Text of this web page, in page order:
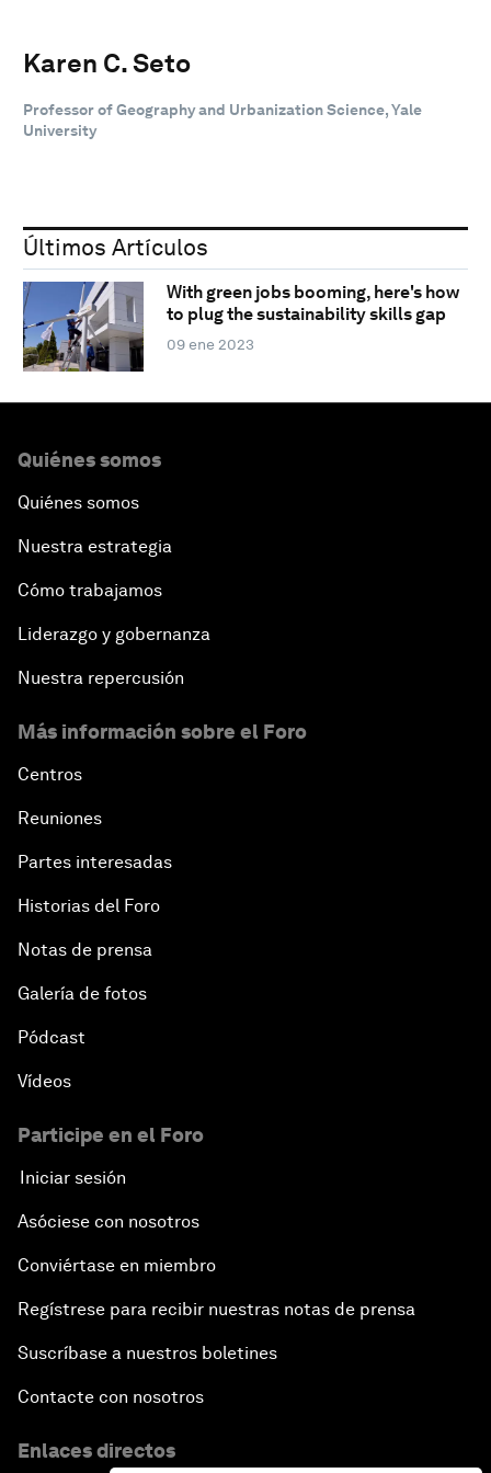
Karen C. Seto
Professor of Geography and Urbanization Science, Yale
University
Últimos Artículos
With green jobs booming, here's how
to plug the sustainability skills gap
09 ene 2023
Quiénes somos
Quiénes somos
Nuestra estrategia
Cómo trabajamos
Liderazgo y gobernanza
Nuestra repercusión
Más información sobre el Foro
Centros
Reuniones
Partes interesadas
Historias del Foro
Notas de prensa
Galería de fotos
Pódcast
Vídeos
Participe en el Foro
Iniciar sesión
Asóciese con nosotros
Conviértase en miembro
Regístrese para recibir nuestras notas de prensa
Suscríbase a nuestros boletines
Contacte con nosotros
Enlaces directos